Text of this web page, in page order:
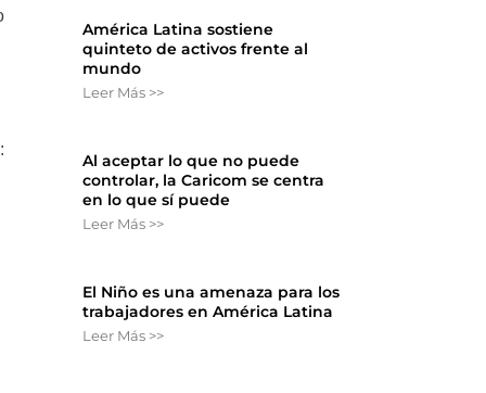
América Latina sostiene
quinteto de activos frente al
mundo
Leer Más >>
Al aceptar lo que no puede
controlar, la Caricom se centra
en lo que sí puede
Leer Más >>
El Niño es una amenaza para los
trabajadores en América Latina
Leer Más >>